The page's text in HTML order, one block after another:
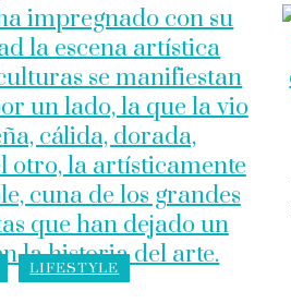
LIFESTYLE